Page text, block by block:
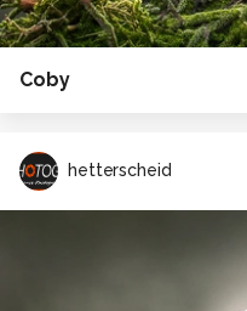
Coby
hetterscheid